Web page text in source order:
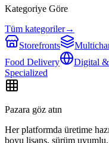
Kategoriye Göre
Tüm kategoriler→
Storefronts
Food Delivery
Digital &
Specialized
Pazara göz atın
Her platformda üretime
boyu lisans, sürüm uyumlu.